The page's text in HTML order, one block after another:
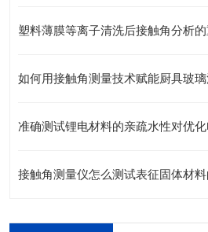
塑料薄膜等离子清洗后接触角分析
如何用接触角测量技术赋能厨具玻
准确测试锂电材料的亲疏水性对优
接触角测量仪怎么测试表征固体材